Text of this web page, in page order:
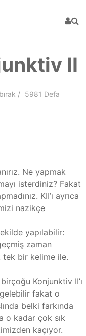
II
5981 Defa
Ne yapmak
isterdiniz? Fakat
KII’ı ayrıca
nazikçe
yapılabilir:
zaman
tek bir kelime ile.
Konjunktiv II’ı
gelebilir fakat o
belki farkında
o kadar çok sık
kaçıyor.